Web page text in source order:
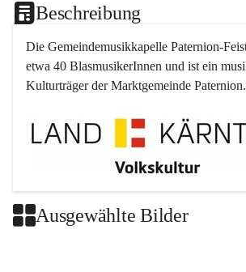
Beschreibung
Die Gemeindemusikkapelle Paternion-
etwa 40 BlasmusikerInnen und ist ein
Kulturträger der Marktgemeinde Paternion.
Ausgewählte Bilder